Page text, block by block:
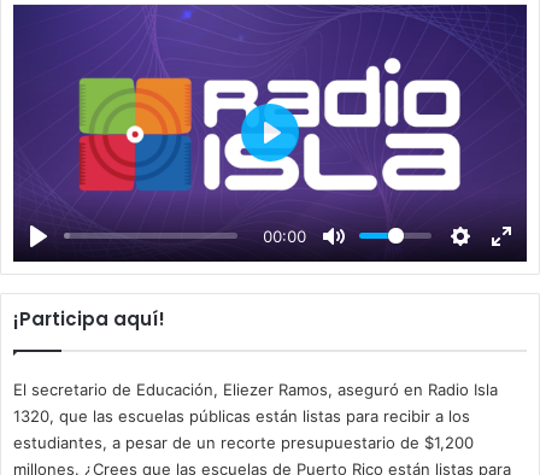
00:00
P
a
y
¡Participa aquí!
El secretario de Educación, Eliezer Ramos, aseguró en Radio Isla
1320, que las escuelas públicas están listas para recibir a los
estudiantes, a pesar de un recorte presupuestario de $1,200
millones. ¿Crees que las escuelas de Puerto Rico están listas para